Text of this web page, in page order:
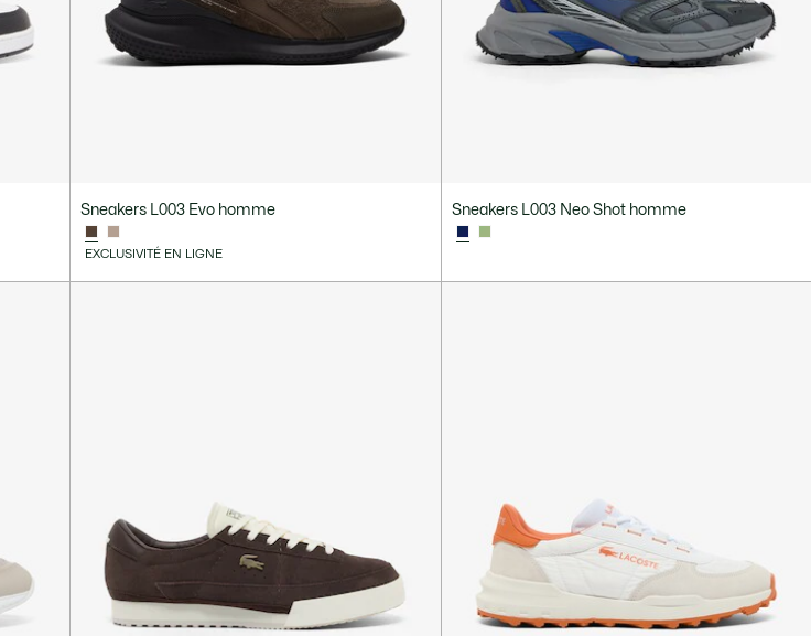
Sneakers L003 Evo homme
EXCLUSIVITÉ EN LIGNE
Sneakers L003 Neo Shot homme